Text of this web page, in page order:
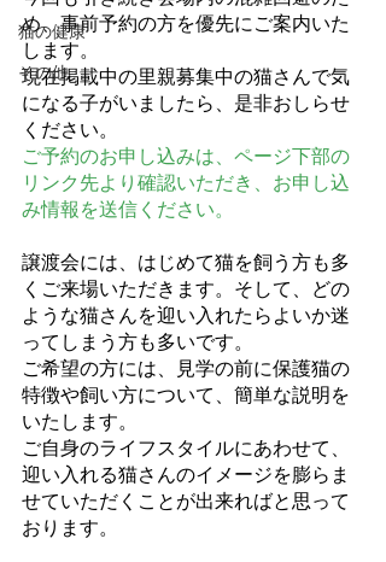
猫の健康
その他
め、事前予約の方を優先にご案内いた
します。
現在掲載中の里親募集中の猫さんで気
になる子がいましたら、是非おしらせ
ください。
ご予約のお申し込みは、ページ下部の
リンク先より確認いただき、お申し込
み情報を送信ください。
譲渡会には、はじめて猫を飼う方も多
くご来場いただきます。そして、どの
ような猫さんを迎い入れたらよいか迷
ってしまう方も多いです。
ご希望の方には、見学の前に保護猫の
特徴や飼い方について、簡単な説明を
いたします。
ご自身のライフスタイルにあわせて、
迎い入れる猫さんのイメージを膨らま
せていただくことが出来ればと思って
おります。